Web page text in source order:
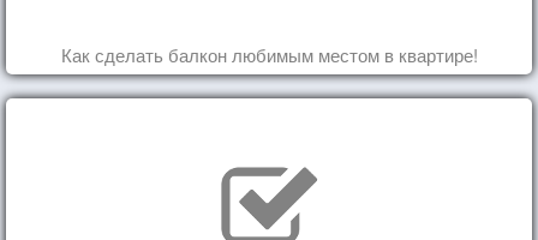
Как сделать балкон любимым местом в квартире!